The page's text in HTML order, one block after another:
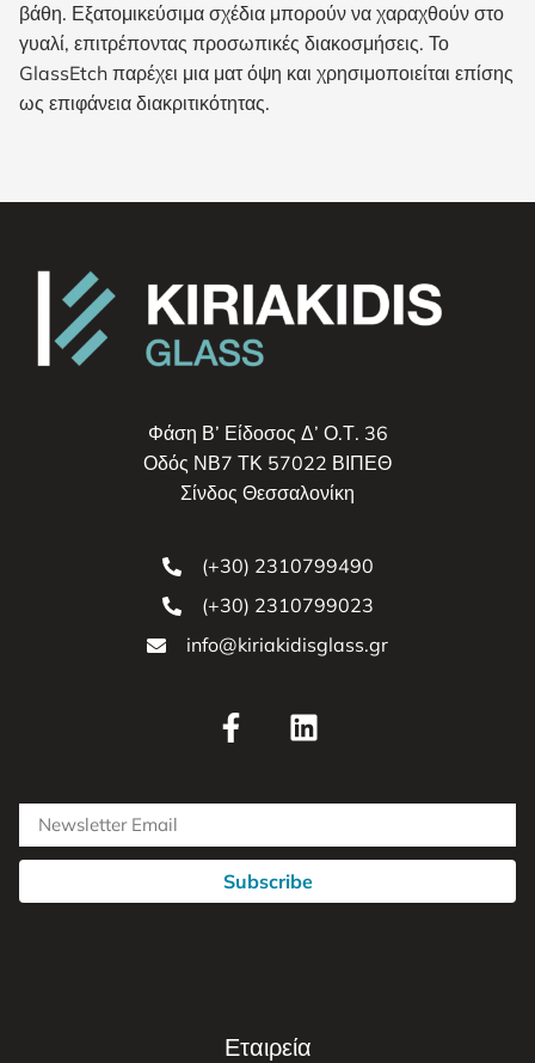
βάθη. Εξατομικεύσιμα σχέδια μπορούν να χαραχθούν στο
γυαλί, επιτρέποντας προσωπικές διακοσμήσεις. Το
GlassEtch παρέχει μια ματ όψη και χρησιμοποιείται επίσης
ως επιφάνεια διακριτικότητας.
Φάση Β’ Είδοσος Δ’ Ο.Τ. 36
Οδός ΝΒ7 ΤΚ 57022 ΒΙΠΕΘ
Σίνδος Θεσσαλονίκη
(+30) 2310799490
(+30) 2310799023
info@kiriakidisglass.gr
Subscribe
Εταιρεία